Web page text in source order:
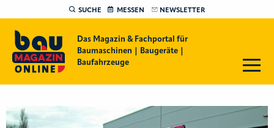
SUCHE MESSEN NEWSLETTER
Das Magazin & Fachportal für
Baumaschinen | Baugeräte |
Baufahrzeuge